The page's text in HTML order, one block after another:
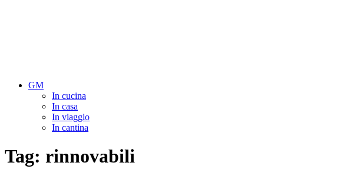
GM
In cucina
In casa
In viaggio
In cantina
Tag: rinnovabili